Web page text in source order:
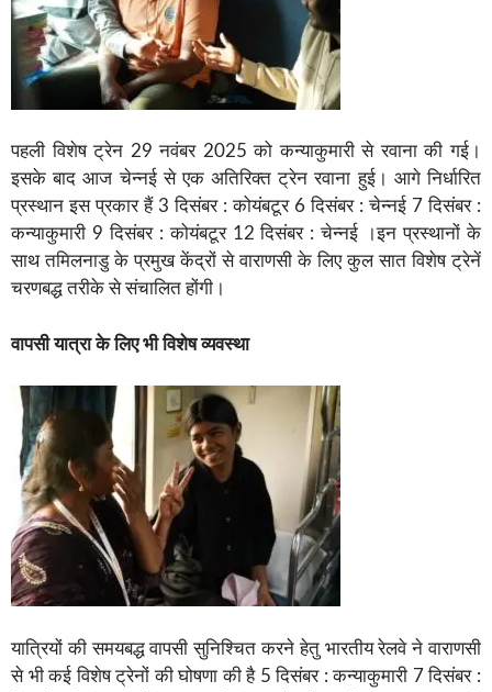
पहली विशेष ट्रेन 29 नवंबर 2025 को कन्याकुमारी से रवाना की गई।
इसके बाद आज चेन्नई से एक अतिरिक्त ट्रेन रवाना हुई। आगे निर्धारित
प्रस्थान इस प्रकार हैं 3 दिसंबर : कोयंबटूर 6 दिसंबर : चेन्नई 7 दिसंबर :
कन्याकुमारी 9 दिसंबर : कोयंबटूर 12 दिसंबर : चेन्नई ।इन प्रस्थानों के
साथ तमिलनाडु के प्रमुख केंद्रों से वाराणसी के लिए कुल सात विशेष ट्रेनें
चरणबद्ध तरीके से संचालित होंगी।
वापसी यात्रा के लिए भी विशेष व्यवस्था
यात्रियों की समयबद्ध वापसी सुनिश्चित करने हेतु भारतीय रेलवे ने वाराणसी
से भी कई विशेष ट्रेनों की घोषणा की है 5 दिसंबर : कन्याकुमारी 7 दिसंबर :